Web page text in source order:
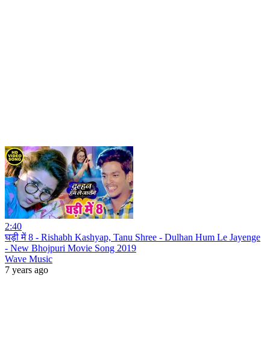
2:40
घड़ी में 8 - Rishabh Kashyap, Tanu Shree - Dulhan Hum Le Jayenge
- New Bhojpuri Movie Song 2019
Wave Music
7 years ago